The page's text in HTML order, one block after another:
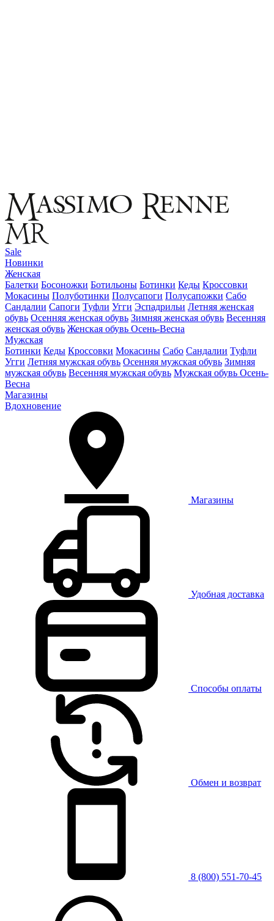
Sale
Новинки
Женская
Балетки Босоножки Ботильоны Ботинки Кеды Кроссовки
Мокасины Полуботинки Полусапоги Полусапожки Сабо
Сандалии Сапоги Туфли Угги Эспадрильи Летняя женская
обувь Осенняя женская обувь Зимняя женская обувь Весенняя
женская обувь Женская обувь Осень-Весна
Мужская
Ботинки Кеды Кроссовки Мокасины Сабо Сандалии Туфли
Угги Летняя мужская обувь Осенняя мужская обувь Зимняя
мужская обувь Весенняя мужская обувь Мужская обувь Осень-
Весна
Магазины
Вдохновение
Магазины
Удобная доставка
Способы оплаты
Обмен и возврат
8 (800) 551-70-45